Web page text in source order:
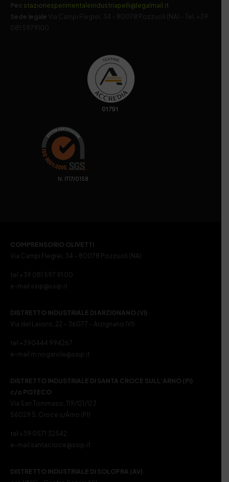
Pec stazionesperimentaleindustriapelli@legalmail.it
Sede legale
Via Campi Flegrei, 34 – 80078 Pozzuoli (NA) – Tel. +39
081 5979100
. N. IT17/0158
COMPRENSORIO OLIVETTI
Via Campi Flegrei, 34 – 80078 Pozzuoli (NA)
tel +39 081 597 91 00
e-mail ssip@ssip.it
DISTRETTO INDUSTRIALE DI ARZIGNANO (VI)
Via del Lavoro, 22 – 36077 – Arzignano (VI)
tel +390444 994267
e-mail m.nogarole@ssip.it
DISTRETTO INDUSTRIALE DI SANTA CROCE SULL’ARNO (PI)
c/o POTECO
Via San Tommaso, 119/121/123
56029 S. Croce s/Arno (PI)
tel +39 0571 32542
e-mail santacroce@ssip.it
DISTRETTO INDUSTRIALE DI SOLOFRA (AV)